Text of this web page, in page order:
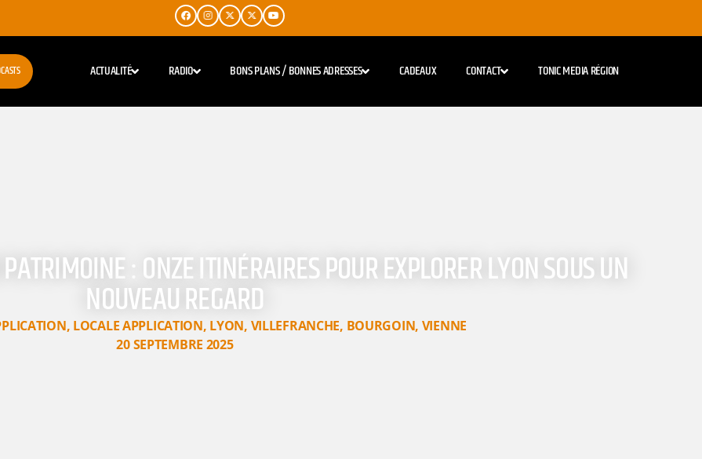
ACTUALITÉ RADIO BONS PLANS / BONNES ADRESSES CADEAUX CONTACT TONIC MEDIA RÉGION
: ONZE ITINÉRAIRES POUR EXPLORER LYON SOUS UN
NOUVEAU REGARD
, LOCALE APPLICATION, LYON, VILLEFRANCHE, BOURGOIN, VIENNE
20 SEPTEMBRE 2025